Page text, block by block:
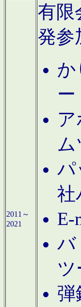
2011～
2021
有限
発参
か
ム
パ
社
E-
バ
ツ
弾